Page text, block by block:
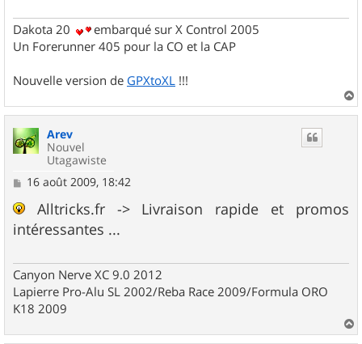
Dakota 20
embarqué sur X Control 2005
Un Forerunner 405 pour la CO et la CAP
Nouvelle version de GPXtoXL !!!
a
Arev
Nouvel
Utagawiste
M
s
a
16 août 2009, 18:42
Alltricks.fr -> Livraison rapide et promos
intéressantes ...
Canyon Nerve XC 9.0 2012
Lapierre Pro-Alu SL 2002/Reba Race 2009/Formula ORO
K18 2009
a